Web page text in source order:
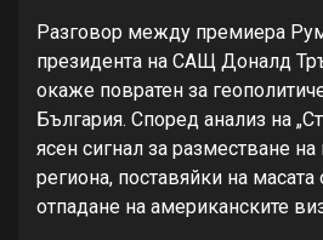
Разговор между премиера
президента на САЩ Доналд
окаже повратен за
България. Според анализ на
ясен сигнал за разместване на
региона, поставяйки на масата
отпадане на американските